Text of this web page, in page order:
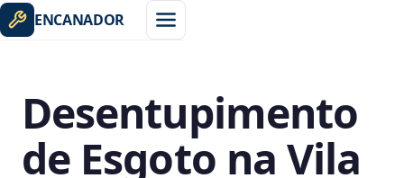
ENCANADOR
Desentupimento
de Esgoto na Vila